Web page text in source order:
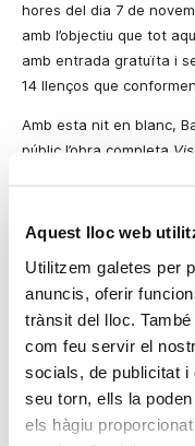
Aquest lloc web
Utilitzem galetes per
anuncis, oferir
trànsit del lloc.
com feu servir el
socials, de publicitat i
seu torn, ells la
els hàgiu
hores del dia 7 de
amb l’objectiu que tot
amb entrada gratuïta i
14 llenços que
Amb esta nit en blanc,
públic l’obra completa
setembre de 2009,
La nit en blanc de
aquells que encara no
la mostra, ja que les
desembre ja estan
L’exposicióSorolla. Visió
tecnologies,perquè